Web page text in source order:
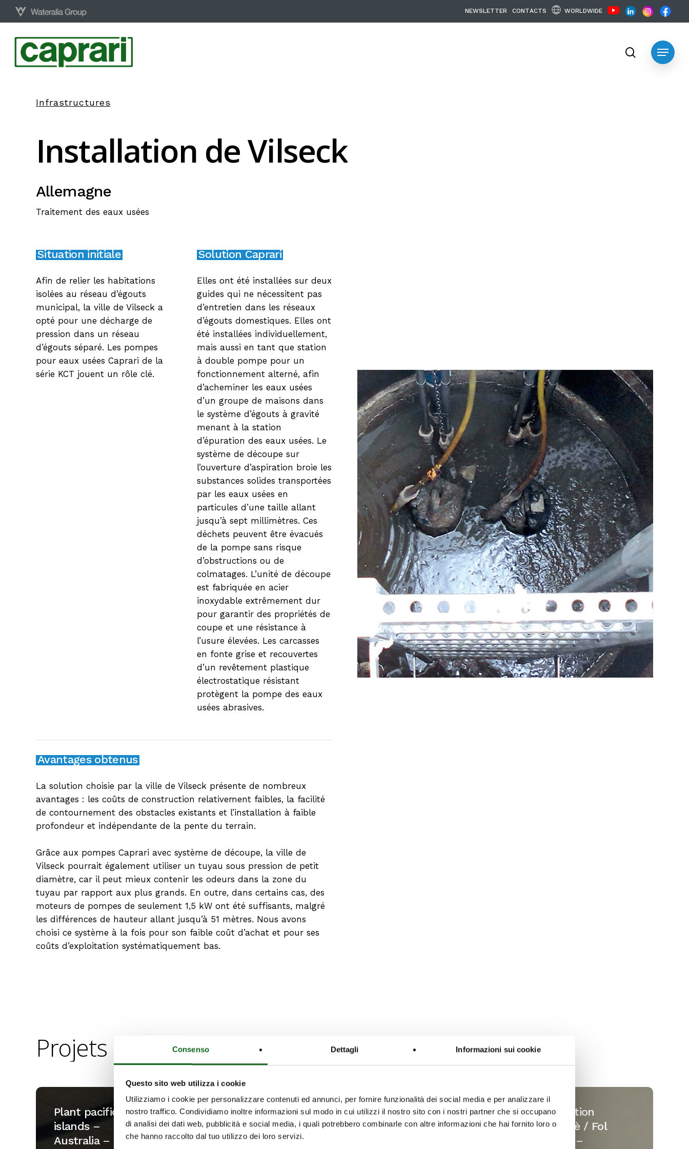
Consenso Dettagli Informazioni sui cookie
Questo sito web utilizza i cookie
Utilizziamo i cookie per personalizzare contenuti ed annunci, per fornire funzionalità dei social media e per analizzare il
nostro traffico. Condividiamo inoltre informazioni sul modo in cui utilizzi il nostro sito con i nostri partner che si occupano
di analisi dei dati web, pubblicità e social media, i quali potrebbero combinarle con altre informazioni che hai fornito loro o
che hanno raccolto dal tuo utilizzo dei loro servizi.
Skip
content
NEWSLETTER CONTACTS WORLDWIDE
Menu
search
Infrastructures
Installation deVilseck
Allemagne
Traitement des eaux usées
Situation initiale
Afin de relier les habitations
isolées au réseau d’égouts
municipal, la ville de Vilseck a
opté pour une décharge de
pression dans un réseau
d’égouts séparé. Les pompes
pour eaux usées Caprari de la
série KCT jouent un rôle clé.
Solution Caprari
Elles ont été installées sur deux
guides qui ne nécessitent pas
d’entretien dans les réseaux
d’égouts domestiques. Elles ont
été installées individuellement,
mais aussi en tant que station
à double pompe pour un
fonctionnement alterné, afin
d’acheminer les eaux usées
d’un groupe de maisons dans
le système d’égouts à gravité
menant à la station
d’épuration des eaux usées. Le
système de découpe sur
l’ouverture d’aspiration broie les
substances solides transportées
par les eaux usées en
particules d’une taille allant
jusqu’à sept millimètres. Ces
déchets peuvent être évacués
de la pompe sans risque
d’obstructions ou de
colmatages. L’unité de découpe
est fabriquée en acier
inoxydable extrêmement dur
pour garantir des propriétés de
coupe et une résistance à
l’usure élevées. Les carcasses
en fonte grise et recouvertes
d’un revêtement plastique
électrostatique résistant
protègent la pompe des eaux
usées abrasives.
Avantages obtenus
La solution choisie par la ville de Vilseck présente de nombreux
avantages : les coûts de construction relativement faibles, la facilité
de contournement des obstacles existants et l’installation à faible
profondeur et indépendante de la pente du terrain.
Grâce aux pompes Caprari avec système de découpe, la ville de
Vilseck pourrait également utiliser un tuyau sous pression de petit
diamètre, car il peut mieux contenir les odeurs dans la zone du
tuyau par rapport aux plus grands. En outre, dans certains cas, des
moteurs de pompes de seulement 1,5 kW ont été suffisants, malgré
les différences de hauteur allant jusqu’à 51 mètres. Nous avons
choisi ce système à la fois pour son faible coût d’achat et pour ses
coûts d’exploitation systématiquement bas.
Projets
Plant
pacific
islands
Australia
Plant pacific
islands –
Australia –
Guadalhorce
Club
de
Real
Guadalhorce
Club de Golf
royal
de
Palais royal de
la Magdalena
Gardonè
/
Installation
Gardonè / Fol
– Italie –